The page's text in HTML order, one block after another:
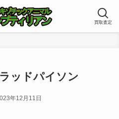
買取査定
ッドパイソン
年12月11日